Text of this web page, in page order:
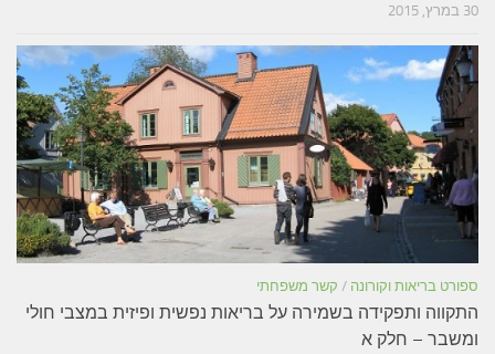
30 במרץ, 2015
ספורט בריאות וקורונה / קשר משפחתי
התקווה ותפקידה בשמירה על בריאות נפשית ופיזית במצבי חולי
ומשבר – חלק א